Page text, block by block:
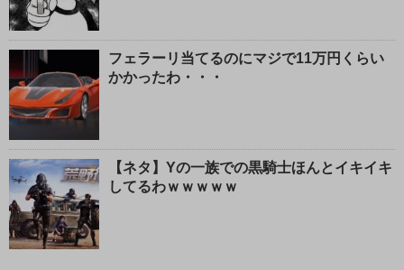
フェラーリ当てるのにマジで11万円くらい
かかったわ・・・
【ネタ】Yの一族での黒騎士ほんとイキイキ
してるわｗｗｗｗｗ